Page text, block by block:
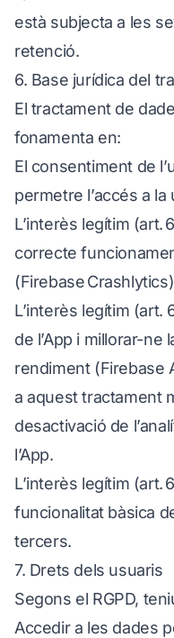
està subjecta a les
retenció.
6. Base jurídica del
El tractament de
fonamenta en:
El consentiment de
permetre l’accés a la
L’interès legítim (art.
correcte
(Firebase
L’interès legítim (art.
de l’App i millorar-ne
rendiment (Firebase
a aquest tractament
desactivació de
l’App.
L’interès legítim (art.
funcionalitat bàsica
tercers.
7. Drets dels usuaris
Segons el RGPD,
Accedir a les dades